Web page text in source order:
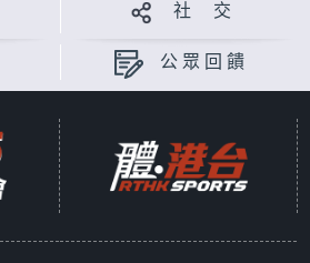
社 交
公眾回饋